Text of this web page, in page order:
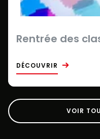
Rentrée des
DÉCOUVRIR
VOIR